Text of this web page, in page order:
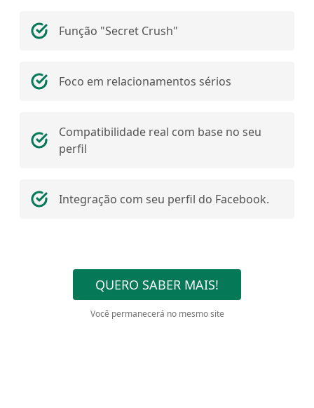
Função "Secret Crush"
Foco em relacionamentos sérios
Compatibilidade real com base no seu
perfil
Integração com seu perfil do Facebook.
QUERO SABER MAIS!
Você permanecerá no mesmo site